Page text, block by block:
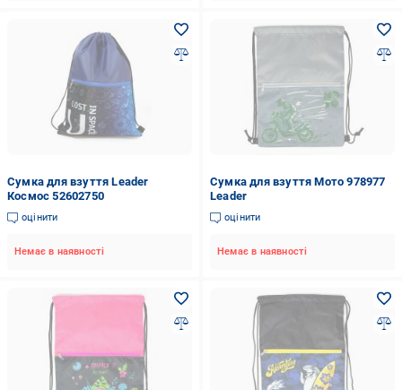
Сумка для взуття Leader
Космос 52602750
оцінити
Немає в наявності
Сумка для взуття Мото 978977
Leader
оцінити
Немає в наявності